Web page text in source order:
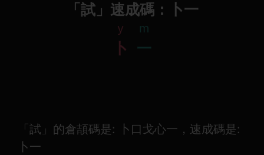
「試」速成碼：卜一
y
卜
m
一
「試」的倉頡碼是: 卜口戈心一，速成碼是:
卜一